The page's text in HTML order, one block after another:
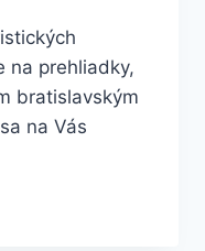
na prehliadky,
bratislavským
na Vás